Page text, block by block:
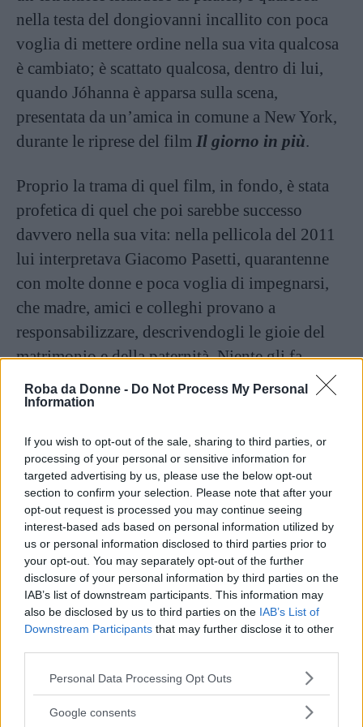
Roba da Donne - Do Not Process My Personal
Information
If you wish to opt-out of the sale, sharing to third parties, or
processing of your personal or sensitive information for
targeted advertising by us, please use the below opt-out
section to confirm your selection. Please note that after your
opt-out request is processed you may continue seeing
interest-based ads based on personal information utilized by
us or personal information disclosed to third parties prior to
your opt-out. You may separately opt-out of the further
disclosure of your personal information by third parties on the
IAB’s list of downstream participants. This information may
also be disclosed by us to third parties on the IAB’s List of
Downstream Participants that may further disclose it to other
Please note that this website/app uses one or more Google
not limited to your visit or usage behaviour. You may click to
Personal Data Processing Opt Outs
Google consents
nella testa del dongiovanni incallito con poca
voglia di mettere ordine nella sua vita qualcosa
è cambiato; è scattato qualcosa, dentro di lui,
quando Jóhanna è apparsa sulla scena,
presentata da un’amica in comune a New York,
durante le riprese del film Il giorno in più.
Proprio la trama di quel film, in fondo, è stata
profetica di quel che poi sarebbe successo
davvero nella sua vita: nella pellicola del 2011
lui interpretava Giacomo Pasetti, quarantenne
con molte donne e poca voglia di impegnarsi,
che madre, amici e colleghi provano a
responsabilizzare, descrivendogli le gioie del
matrimonio e della paternità. Niente gli fa
cambiare idea fino a quando non incrocia gli
occhi di una sconosciuta sul tram, Michela, che
Continua a leggere dopo la pubblicità
Quando tutto inizia
Fabio Volo ci ha abituate a libri che
coinvolgono, in cui ciascuna di noi si può
storia raccontata dall...